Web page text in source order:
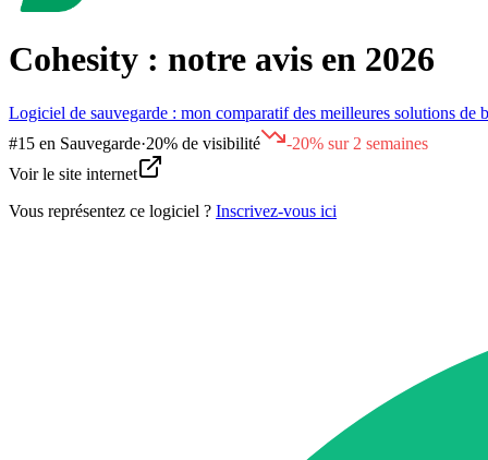
Cohesity : notre avis en 2026
Logiciel de sauvegarde : mon comparatif des meilleures solutions de
#15 en Sauvegarde·20% de visibilité
-20% sur 2 semaines
Voir le site internet
Vous représentez ce logiciel ? Inscrivez-vous ici